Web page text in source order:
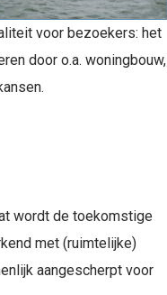
voor bezoekers: het
door o.a. woningbouw,
wordt de toekomstige
met (ruimtelijke)
aangescherpt voor